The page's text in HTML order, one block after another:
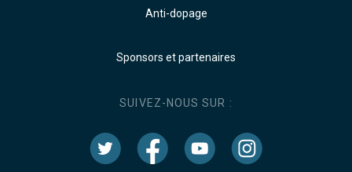
Anti-dopage
Sponsors et partenaires
SUIVEZ-NOUS SUR :